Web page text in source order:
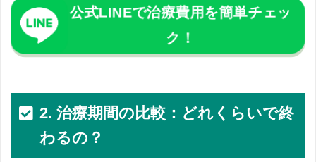
公式LINEで治療費用を簡単チェッ
ク！
2. 治療期間の比較：どれくらいで終
わるの？